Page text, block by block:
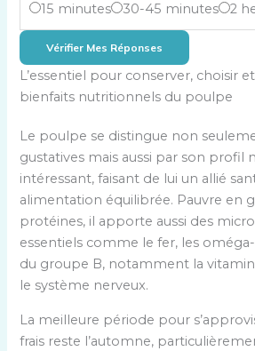
15 minutes 30-45 minutes 2
Vérifier Mes Réponses
L’essentiel pour conserver, choisir
bienfaits nutritionnels du poulpe
Le poulpe se distingue non
gustatives mais aussi par son profil
intéressant, faisant de lui un allié
alimentation équilibrée. Pauvre en
protéines, il apporte aussi des
essentiels comme le fer, les
du groupe B, notamment la
le système nerveux.
La meilleure période pour
frais reste l’automne,